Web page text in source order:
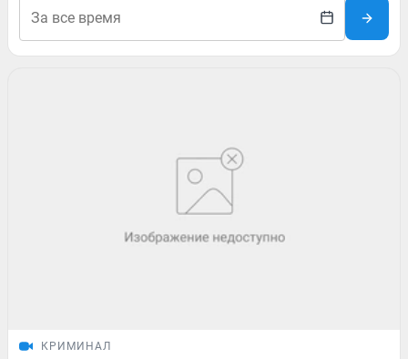
КРИМИНАЛ